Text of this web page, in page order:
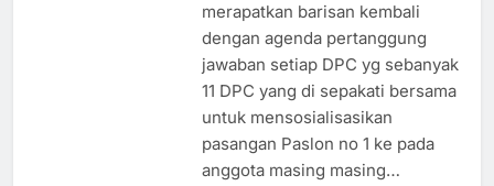
merapatkan barisan kembali
dengan agenda pertanggung
jawaban setiap DPC yg sebanyak
11 DPC yang di sepakati bersama
untuk mensosialisasikan
pasangan Paslon no 1 ke pada
anggota masing masing…